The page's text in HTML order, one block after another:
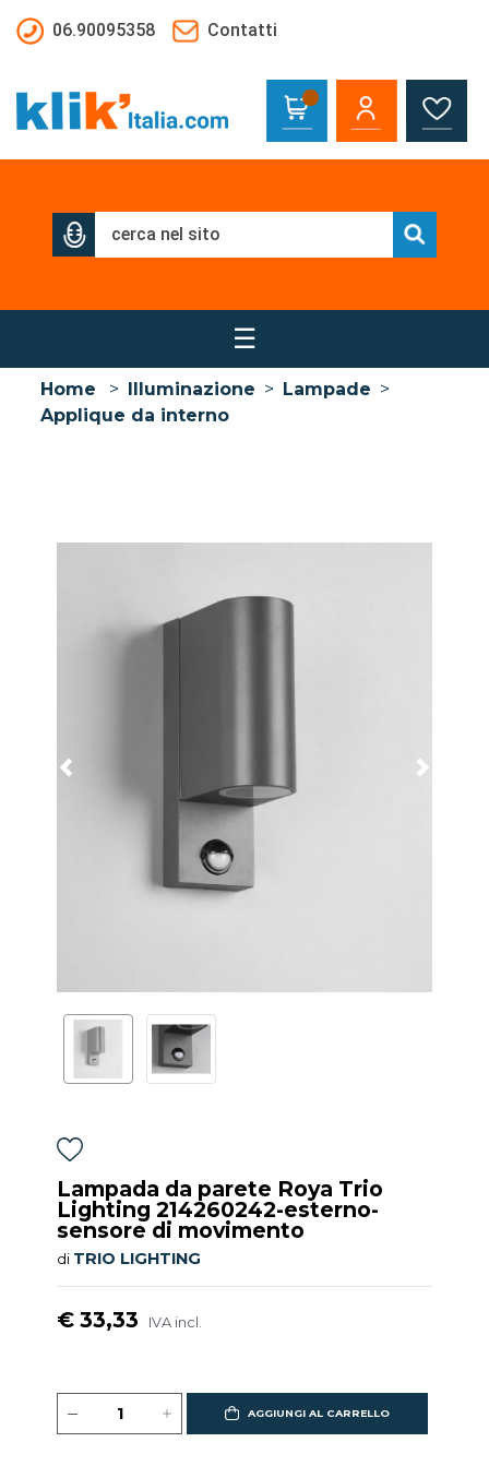
06.90095358
Contatti
☰
Home > Illuminazione > Lampade >
Applique da interno
Lampada da parete Roya Trio
Lighting 214260242-esterno-
sensore di movimento
di TRIO LIGHTING
€ 33,33 IVA incl.
AGGIUNGI AL CARRELLO